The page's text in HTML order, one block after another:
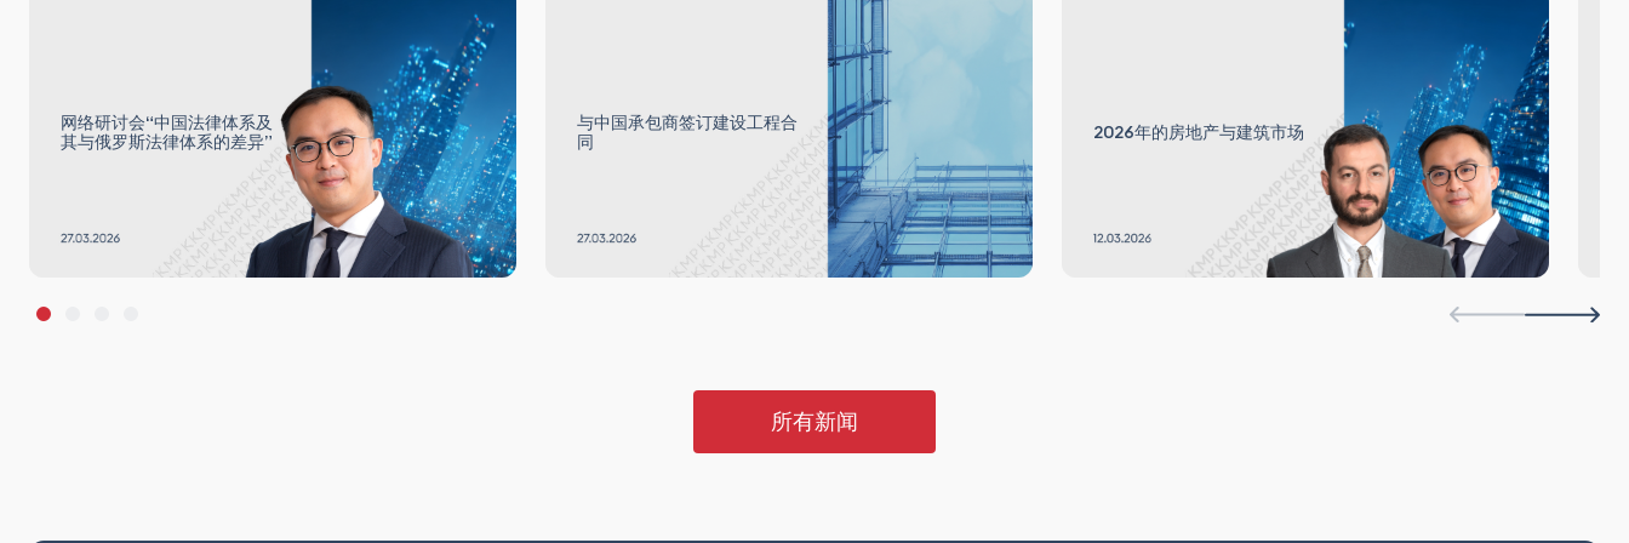
网络研讨会“中国法律体系及
其与俄罗斯法律体系的差异”
与中国承包商签订建设工程合
同
2026年的房地产与建筑市场
所有新闻